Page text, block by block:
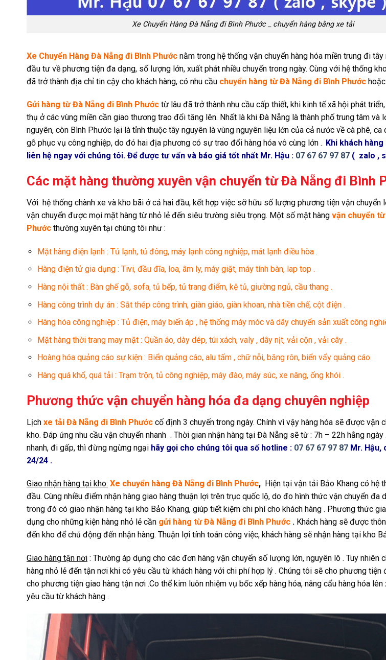
Xe Chuyển Hàng Đà Nẵng đi Bình Phước _ chuyển hàng bằng xe tải
Xe Chuyển Hàng Đà Nẵng đi Bình Phước nằm trong hệ thống vận chuyển hàng hóa miền trung đi
đầu tư về phương tiện đa dạng, số lượng lớn, xuất phát nhiều chuyến trong ngày. Cùng với hệ thống
đã trở thành địa chỉ tin cậy cho khách hàng, có nhu cầu chuyển hàng từ Đà Nẵng đi Bình Phước
Gửi hàng từ Đà Nẵng đi Bình Phước từ lâu đã trở thành nhu cầu cấp thiết, khi kinh tế xã hội phát
thụ ở các vùng miền cần giao thương trao đổi tăng lên. Nhất là khi Đà Nẵng là thành phố trung tâm và
nguyên, còn Bình Phước lại là tỉnh thuộc tây nguyên là vùng nguyên liệu lớn của cả nước về cà phê, ca
gỗ phục vụ công nghiệp, do đó hai địa phương có sự trao đổi hàng hóa vô cùng lớn .. Khi khách
liên hệ ngay với chúng tôi. Để được tư vấn và báo giá tốt nhất Mr. Hậu : 07 67 67 97 87 ( zalo ,
Các mặt hàng thường xuyên vận chuyển từ Đà Nẵng đi Bình
Với hệ thống chành xe và kho bãi ở cả hai đầu, kết hợp việc sỡ hữu số lượng phương tiện vận chuyển
vận chuyển được mọi mặt hàng từ nhỏ lẻ đến siêu trường siêu trọng. Một số mặt hàng vận chuyển
Phước thường xuyên tại chúng tôi như :
Mặt hàng điện lạnh : Tủ lạnh, tủ đông, máy lạnh công nghiệp, mát lạnh điều hòa .
Hàng điện tử gia dụng : Tivi, đầu đĩa, loa, âm ly, máy giặt, máy tính bàn, lap top .
Hàng nội thất : Bàn ghế gỗ, sofa, tủ bếp, tủ trang điểm, kệ tủ, giường ngủ, cầu thang .
Hàng công trình dự án : Sắt thép công trình, giàn giáo, giàn khoan, nhà tiền chế, cột điện .
Hàng hóa công nghiệp : Tủ điện, máy biến áp , hệ thống máy móc và dây chuyển sản xuất công
Mặt hàng thời trang may mặt : Quần áo, dày dép, túi xách, valy , dây nịt, vải cộn , vải cây .
Hoàng hóa quảng cáo sự kiện : Biển quảng cáo, alu tấm , chữ nỗi, băng rôn, biển vẩy quảng cáo.
Hàng quá khổ, quá tải : Trạm trộn, tủ công nghiệp, máy đào, máy súc, xe nâng, ống khói .
Phương thức vận chuyển hàng hóa đa dạng chuyên nghiệp
Lịch xe tải Đà Nẵng đi Bình Phước cố định 3 chuyến trong ngày. Chính vì vậy hàng hóa sẽ được vận
kho. Đáp ứng nhu cầu vận chuyển nhanh . Thời gian nhận hàng tại Đà Nẵng sẽ từ : 7h – 22h hằng
nhanh, đi gấp, thì đừng ngừng ngại hãy gọi cho chúng tôi qua số hotline : 07 67 67 97 87 Mr. Hậu,
24/24 .
Giao nhận hàng tại kho: Xe chuyển hàng Đà Nẵng đi Bình Phước, Hiện tại vận tải Bảo Khang có hệ
đầu. Cùng nhiều điểm nhận hàng giao hàng thuận lợi trên trục quốc lộ, do đo hình thức vận chuyển đa
trong đó có giao nhận hàng tại kho Bảo Khang, giúp tiết kiệm chi phí cho khách hàng . Phương thức
dụng cho những kiện hàng nhỏ lẻ cần gửi hàng từ Đà Nẵng đi Bình Phước . Khách hàng sẽ được
đến kho để chủ động đến nhận hàng. Thuận lợi tính toán công việc, khách hàng sẽ nhận hàng tại kho
Giao hàng tận nơi : Thường áp dụng cho các đơn hàng vận chuyển số lượng lớn, nguyên lô . Tuy nhiên
hàng nhỏ lẻ đến tận nơi khi có yêu cầu từ khách hàng với chi phí hợp lý . Chúng tôi sẽ cho phương tiện
cho phương tiện giao hàng tận nơi .Co thể kim luôn nhiệm vụ bốc xếp hàng hóa, nâng cẩu hàng hóa
yêu cầu từ khách hàng .